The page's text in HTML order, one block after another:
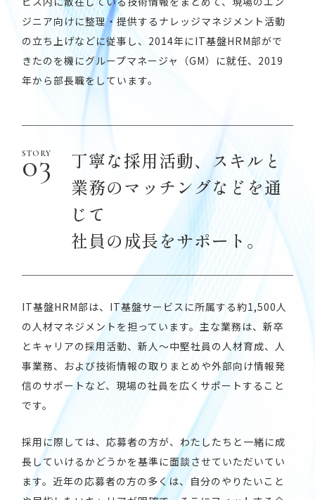
ジニア向けに整理・提供するナレッジマネジメント活動
の立ち上げなどに従事し、2014年にIT基盤HRM部がで
きたのを機にグループマネージャ（GM）に就任、2019
年から部長職をしています。
丁寧な採用活動、スキルと
業務のマッチングなどを通
じて
社員の成長をサポート。
IT基盤HRM部は、IT基盤サービスに所属する約1,500人
の人材マネジメントを担っています。主な業務は、新卒
とキャリアの採用活動、新人～中堅社員の人材育成、人
事業務、および技術情報の取りまとめや外部向け情報発
信のサポートなど、現場の社員を広くサポートすること
です。
採用に際しては、応募者の方が、わたしたちと一緒に成
長していけるかどうかを基準に面談させていただいてい
ます。近年の応募者の方の多くは、自分のやりたいこと